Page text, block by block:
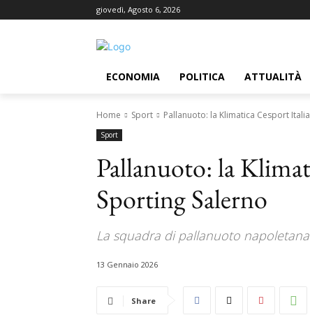
giovedì, Agosto 6, 2026
ECONOMIA POLITICA ATTUALITÀ
Home Sport Pallanuoto: la Klimatica Cesport
Sport
Pallanuoto: la
Sporting Salerno
La squadra di pallanuoto
13 Gennaio 2026
Share